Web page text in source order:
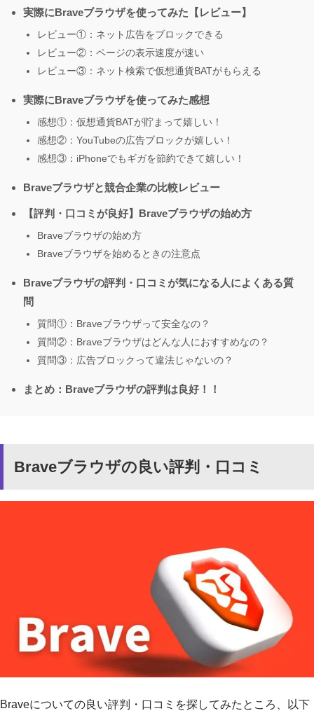
実際にBraveブラウザを使ってみた【レビュー】
レビュー①：ネット広告をブロックできる
レビュー②：ページの表示速度が速い
レビュー③：ネット検索で仮想通貨BATがもらえる
実際にBraveブラウザを使ってみた感想
感想①：仮想通貨BATが貯まって嬉しい！
感想②：YouTubeの広告ブロックが嬉しい！
感想③：iPhoneでもギガを節約できて嬉しい！
Braveブラウザと競合企業の比較レビュー
【評判・口コミが良好】Braveブラウザの始め方
Braveブラウザの始め方
Braveブラウザを始めるときの注意点
Braveブラウザの評判・口コミが気になる人によくある質
問
質問①：Braveブラウザって安全なの？
質問②：Braveブラウザはどんな人におすすめなの？
質問③：広告ブロックって違法じゃないの？
まとめ：Braveブラウザの評判は良好！！
Braveブラウザの良い評判・口コミ
Braveについての良い評判・口コミを探してみたところ、以下